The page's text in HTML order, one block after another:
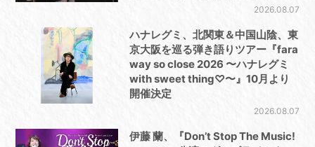
2026.08.07
ハナレグミ、北関東＆中国山陰、東
京大阪を巡る弾き語りツアー『fara
way so close 2026 〜ハナレグミ
with sweet thing♡〜』10月より
開催決定
2026.08.07
伊藤 蘭、『Don’t Stop The Music!